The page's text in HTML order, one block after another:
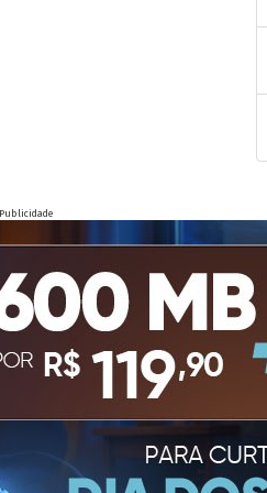
Publicidade